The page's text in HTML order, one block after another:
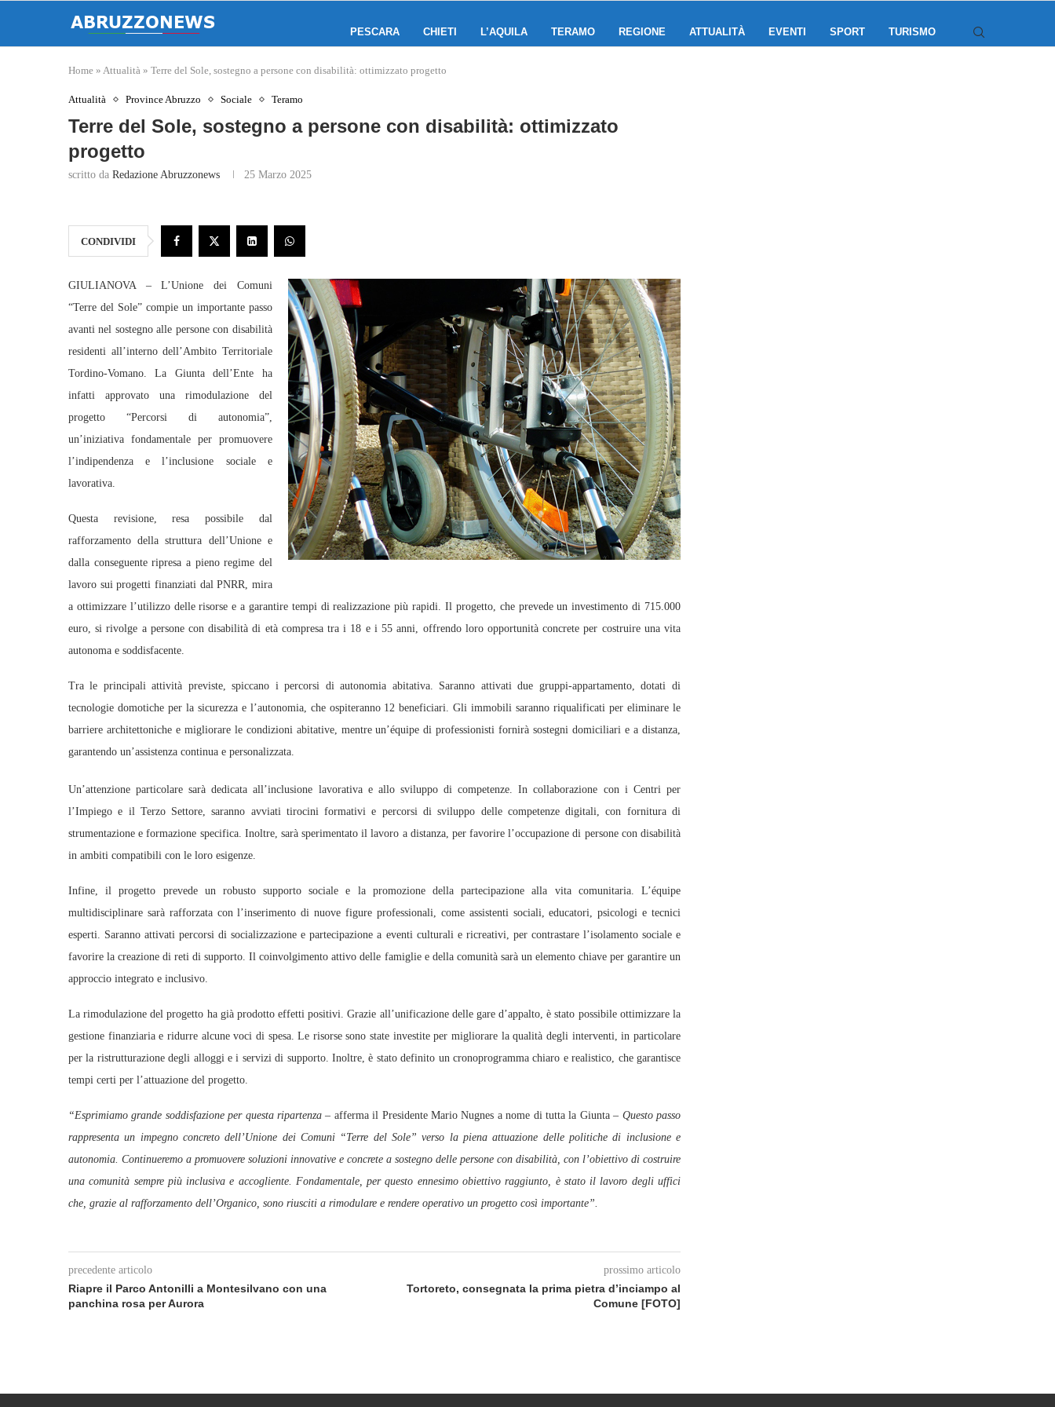
PESCARA CHIETI L’AQUILA TERAMO REGIONE ATTUALITÀ EVENTI SPORT TURISMO
Home » Attualità » Terre del Sole, sostegno a persone con disabilità: ottimizzato progetto
Attualità Province Abruzzo Sociale Teramo
Terre del Sole, sostegno a persone con disabilità: ottimizzato
progetto
scritto da Redazione Abruzzonews 25 Marzo 2025
CONDIVIDI
GIULIANOVA – L’Unione dei Comuni
“Terre del Sole” compie un importante passo
avanti nel sostegno alle persone con disabilità
residenti all’interno dell’Ambito Territoriale
Tordino-Vomano. La Giunta dell’Ente ha
infatti approvato una rimodulazione del
progetto “Percorsi di autonomia”,
un’iniziativa fondamentale per promuovere
l’indipendenza e l’inclusione sociale e
lavorativa.
Questa revisione, resa possibile dal
rafforzamento della struttura dell’Unione e
dalla conseguente ripresa a pieno regime del
lavoro sui progetti finanziati dal PNRR, mira
a ottimizzare l’utilizzo delle risorse e a garantire tempi di realizzazione più rapidi. Il progetto, che prevede un investimento di 715.000
euro, si rivolge a persone con disabilità di età compresa tra i 18 e i 55 anni, offrendo loro opportunità concrete per costruire una vita
autonoma e soddisfacente.
Tra le principali attività previste, spiccano i percorsi di autonomia abitativa. Saranno attivati due gruppi-appartamento, dotati di
tecnologie domotiche per la sicurezza e l’autonomia, che ospiteranno 12 beneficiari. Gli immobili saranno riqualificati per eliminare le
barriere architettoniche e migliorare le condizioni abitative, mentre un’équipe di professionisti fornirà sostegni domiciliari e a distanza,
garantendo un’assistenza continua e personalizzata.
Un’attenzione particolare sarà dedicata all’inclusione lavorativa e allo sviluppo di competenze. In collaborazione con i Centri per
l’Impiego e il Terzo Settore, saranno avviati tirocini formativi e percorsi di sviluppo delle competenze digitali, con fornitura di
strumentazione e formazione specifica. Inoltre, sarà sperimentato il lavoro a distanza, per favorire l’occupazione di persone con disabilità
in ambiti compatibili con le loro esigenze.
Infine, il progetto prevede un robusto supporto sociale e la promozione della partecipazione alla vita comunitaria. L’équipe
multidisciplinare sarà rafforzata con l’inserimento di nuove figure professionali, come assistenti sociali, educatori, psicologi e tecnici
esperti. Saranno attivati percorsi di socializzazione e partecipazione a eventi culturali e ricreativi, per contrastare l’isolamento sociale e
favorire la creazione di reti di supporto. Il coinvolgimento attivo delle famiglie e della comunità sarà un elemento chiave per garantire un
approccio integrato e inclusivo.
La rimodulazione del progetto ha già prodotto effetti positivi. Grazie all’unificazione delle gare d’appalto, è stato possibile ottimizzare la
gestione finanziaria e ridurre alcune voci di spesa. Le risorse sono state investite per migliorare la qualità degli interventi, in particolare
per la ristrutturazione degli alloggi e i servizi di supporto. Inoltre, è stato definito un cronoprogramma chiaro e realistico, che garantisce
tempi certi per l’attuazione del progetto.
“Esprimiamo grande soddisfazione per questa ripartenza – afferma il Presidente Mario Nugnes a nome di tutta la Giunta – Questo passo
rappresenta un impegno concreto dell’Unione dei Comuni “Terre del Sole” verso la piena attuazione delle politiche di inclusione e
autonomia. Continueremo a promuovere soluzioni innovative e concrete a sostegno delle persone con disabilità, con l’obiettivo di costruire
una comunità sempre più inclusiva e accogliente. Fondamentale, per questo ennesimo obiettivo raggiunto, è stato il lavoro degli uffici
che, grazie al rafforzamento dell’Organico, sono riusciti a rimodulare e rendere operativo un progetto così importante”.
precedente articolo
Riapre il Parco Antonilli a Montesilvano con una
panchina rosa per Aurora
prossimo articolo
Tortoreto, consegnata la prima pietra d’inciampo al
Comune [FOTO]